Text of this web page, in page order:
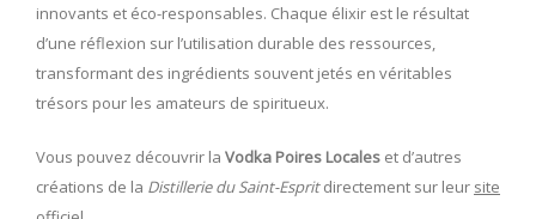
innovants et éco-responsables. Chaque élixir est le résultat
d’une réflexion sur l’utilisation durable des ressources,
transformant des ingrédients souvent jetés en véritables
trésors pour les amateurs de spiritueux.
Vous pouvez découvrir la Vodka Poires Locales et d’autres
créations de la Distillerie du Saint-Espritdirectement sur leur site